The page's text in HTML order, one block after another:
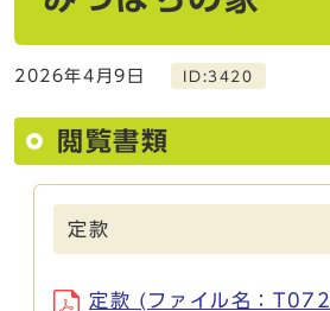
2026年4月9日 ID:3420
閲覧書類
定款
定款 (ファイル名：